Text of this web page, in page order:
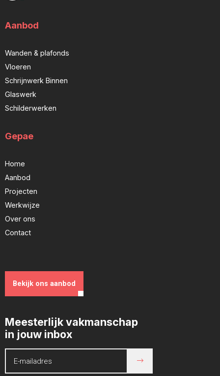
Aanbod
Wanden & plafonds
Vloeren
Schrijnwerk Binnen
Glaswerk
Schilderwerken
Gepae
Home
Aanbod
Projecten
Werkwijze
Over ons
Contact
Bekijk ons aanbod
Meesterlijk vakmanschap
in jouw inbox